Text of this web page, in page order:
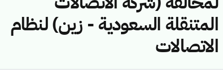
المتنقلة السعودية - زين) لنظام
الاتصالات